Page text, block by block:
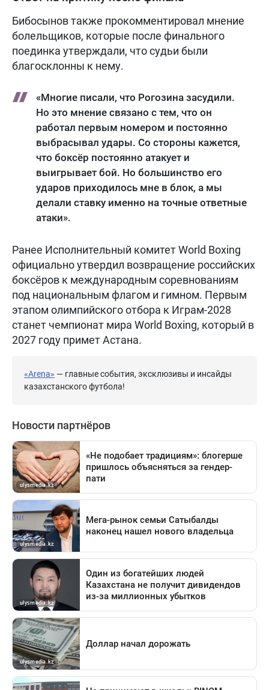
Бибосынов также прокомментировал мнение
болельщиков, которые после финального
поединка утверждали, что судьи были
благосклонны к нему.
«Многие писали, что Рогозина засудили.
Но это мнение связано с тем, что он
работал первым номером и постоянно
выбрасывал удары. Со стороны кажется,
что боксёр постоянно атакует и
выигрывает бой. Но большинство его
ударов приходилось мне в блок, а мы
делали ставку именно на точные ответные
атаки».
Ранее Исполнительный комитет World Boxing
официально утвердил возвращение российских
боксёров к международным соревнованиям
под национальным флагом и гимном. Первым
этапом олимпийского отбора к Играм-2028
станет чемпионат мира World Boxing, который в
2027 году примет Астана.
«Arena» — главные события, эксклюзивы и инсайды
казахстанского футбола!